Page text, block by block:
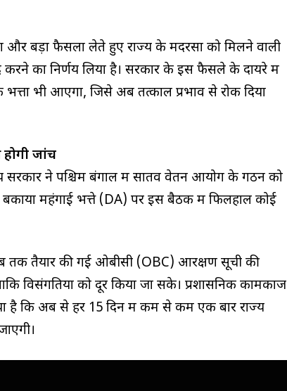
बड़ा फैसला लेते हुए राज्य के मदरसों को मिलने वाली
करने का निर्णय लिया है। सरकार के इस फैसले के दायरे में
भी आएगा, जिसे अब तत्काल प्रभाव से रोक दिया
जांच
सरकार ने पश्चिम बंगाल में सातवें वेतन आयोग के गठन को
बकाया महंगाई भत्ते (DA) पर इस बैठक में फिलहाल कोई
तक तैयार की गई ओबीसी (OBC) आरक्षण सूची की
विसंगतियों को दूर किया जा सके। प्रशासनिक कामकाज
है कि अब से हर 15 दिन में कम से कम एक बार राज्य